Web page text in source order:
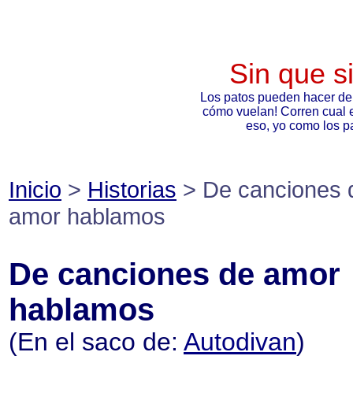
Sin que
Los patos pueden hacer
cómo vuelan! Corren cual
eso, yo como los
Inicio > Historias > De canciones
amor hablamos
De canciones de amor
hablamos
(En el saco de: Autodivan)